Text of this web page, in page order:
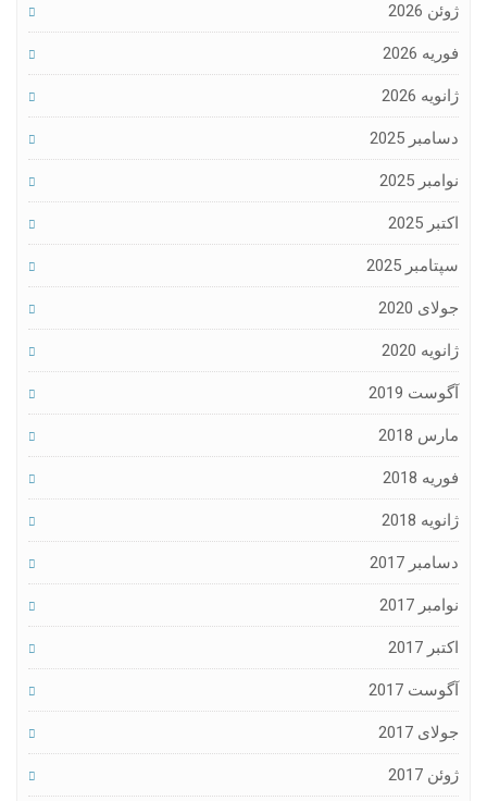
ژوئن 2026
فوریه 2026
ژانویه 2026
دسامبر 2025
نوامبر 2025
اکتبر 2025
سپتامبر 2025
جولای 2020
ژانویه 2020
آگوست 2019
مارس 2018
فوریه 2018
ژانویه 2018
دسامبر 2017
نوامبر 2017
اکتبر 2017
آگوست 2017
جولای 2017
ژوئن 2017